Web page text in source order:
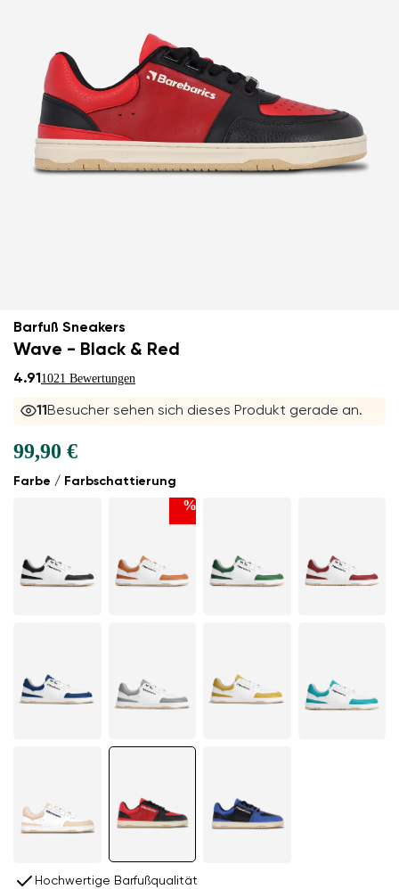
Barfuß Sneakers
Wave - Black & Red
4.911021 Bewertungen
11Besucher sehen sich dieses Produkt gerade an.
Farbe / Farbschattierung
%
99,90 €
Hochwertige Barfußqualität